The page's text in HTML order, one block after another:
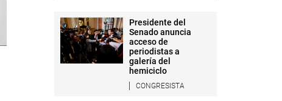
Presidente del
Senado anuncia
acceso de
periodistas a
galería del
hemiciclo
CONGRESISTA